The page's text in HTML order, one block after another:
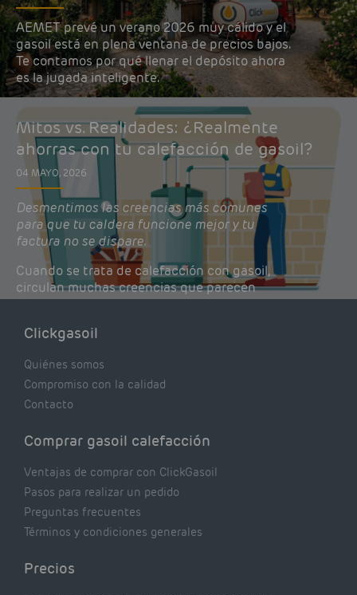
AEMET prevé un verano 2026 muy cálido y el
gasoil está en plena ventana de precios bajos.
Te contamos por qué llenar el depósito ahora
es la jugada inteligente.
Mitos vs. Realidades: ¿Realmente
ahorras con tu calefacción de gasoil?
04 MAYO, 2026
Desmentimos las creencias más comunes
para que tu caldera funcione mejor y tu
factura no se dispare.
Cuando se trata de calefacción con gasoil,
circulan muchas creencias que parecen
lógicas pero que, en realidad, pueden estar
de tu caldera. Pocas se contrastan con lo que
Clickgasoil
Quiénes somos
Compromiso con la calidad
Contacto
Comprar gasoil calefacción
Ventajas de comprar con ClickGasoil
Pasos para realizar un pedido
Preguntas frecuentes
Términos y condiciones generales
Precios